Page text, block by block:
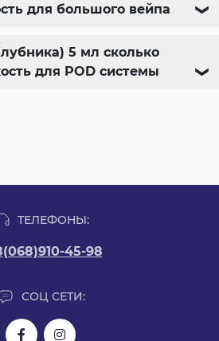
для большого вейпа
❯
5 мл сколько
для POD системы
❯
ТЕЛЕФОНЫ:
45-98
СОЦ СЕТИ: